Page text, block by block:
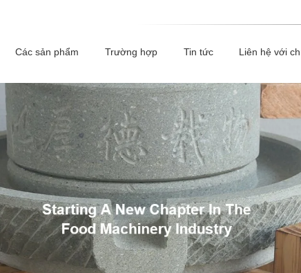
Các sản phẩm Trường hợp Tin tức Liên hệ với